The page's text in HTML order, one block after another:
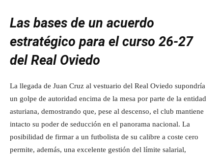
Las bases de un acuerdo
estratégico para el curso 26-27
del Real Oviedo
La llegada de Juan Cruz al vestuario del Real Oviedo supondría
un golpe de autoridad encima de la mesa por parte de la entidad
asturiana, demostrando que, pese al descenso, el club mantiene
intacto su poder de seducción en el panorama nacional. La
posibilidad de firmar a un futbolista de su calibre a coste cero
permite, además, una excelente gestión del límite salarial,